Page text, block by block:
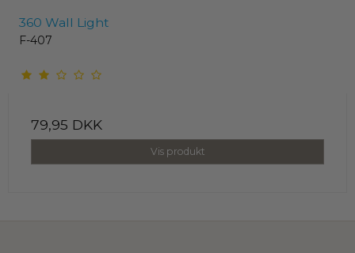
360 Wall Light
F-407
79,95 DKK
Vis produkt